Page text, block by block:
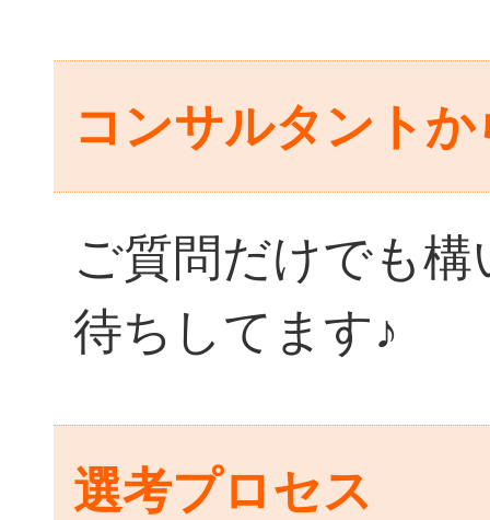
コンサルタントか
ご質問だけでも
待ちしてます♪
選考プロセス